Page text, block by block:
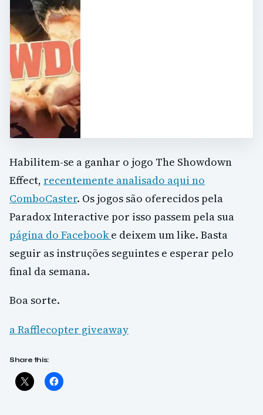
Habilitem-se a ganhar o jogo The Showdown
Effect, recentemente analisado aqui no
ComboCaster. Os jogos são oferecidos pela
Paradox Interactive por isso passem pela sua
página do Facebooke deixem um like. Basta
seguir as instruções seguintes e esperar pelo
final da semana.
Boa sorte.
a Rafflecopter giveaway
Share this: